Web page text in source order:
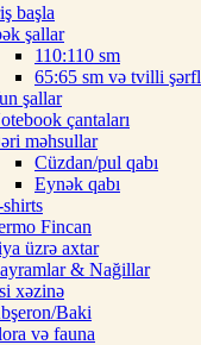
başla
şallar
110:110 sm
65:65 sm və tvilli
şallar
çantaları
məhsullar
Cüzdan/pul qabı
Eynək qabı
Fincan
üzrə axtar
& Nağillar
xəzinə
Baki
və fauna